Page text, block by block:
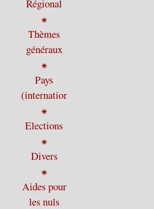
Régional
⁕
Thèmes
généraux
⁕
Pays
(international)
⁕
Elections
⁕
Divers
⁕
Aides pour
les nuls